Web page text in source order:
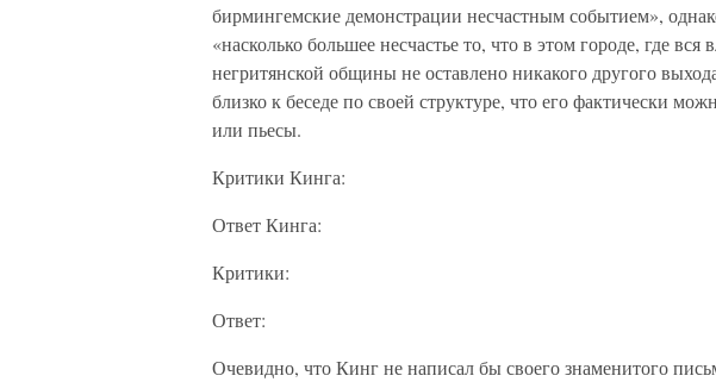
бирмингемские демонстрации несчастным событием»,
«насколько большее несчастье то, что в этом городе, где вся
негритянской общины не оставлено никакого другого
близко к беседе по своей структуре, что его фактически
или пьесы.
Критики Кинга:
Ответ Кинга:
Критики:
Ответ:
Очевидно, что Кинг не написал бы своего знаменитого